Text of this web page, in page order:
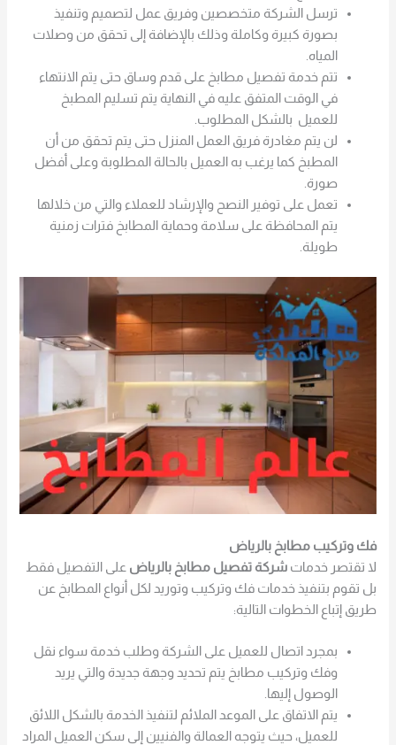
ترسل الشركة متخصصين وفريق عمل لتصميم وتنفيذ
بصورة كبيرة وكاملة وذلك بالإضافة إلى تحقق من وصلات
المياه.
تتم خدمة تفصيل مطابخ على قدم وساق حتى يتم الانتهاء
في الوقت المتفق عليه في النهاية يتم تسليم المطبخ
للعميل بالشكل المطلوب.
لن يتم مغادرة فريق العمل المنزل حتى يتم تحقق من أن
المطبخ كما يرغب به العميل بالحالة المطلوبة وعلى أفضل
صورة.
تعمل على توفير النصح والإرشاد للعملاء والتي من خلالها
يتم المحافظة على سلامة وحماية المطابخ فترات زمنية
طويلة.
فك وتركيب مطابخ بالرياض
لا تقتصر خدماتشركة تفصيل مطابخ بالرياض على التفصيل فقط
بل تقوم بتنفيذ خدمات فك وتركيب وتوريد لكل أنواع المطابخ عن
طريق إتباع الخطوات التالية:
بمجرد اتصال للعميل على الشركة وطلب خدمة سواء نقل
وفك وتركيب مطابخ يتم تحديد وجهة جديدة والتي يريد
الوصول إليها.
يتم الاتفاق على الموعد الملائم لتنفيذ الخدمة بالشكل اللائق
للعميل، حيث يتوجه العمالة والفنيين إلى سكن العميل المراد